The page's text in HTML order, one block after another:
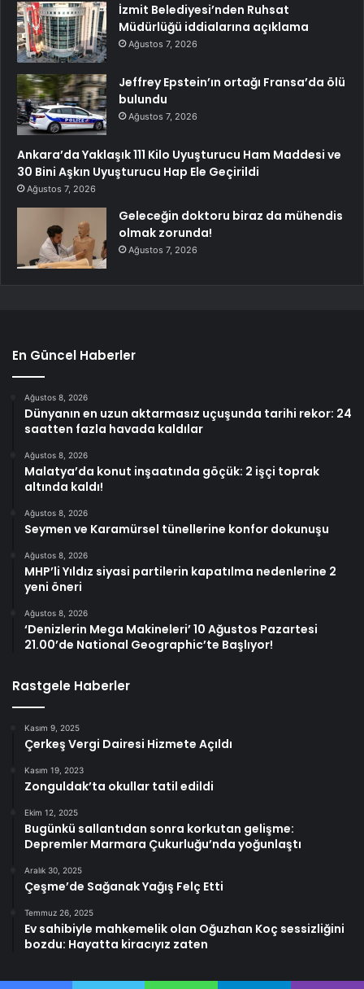
İzmit Belediyesi’nden Ruhsat
Müdürlüğü iddialarına açıklama
Ağustos 7, 2026
Jeffrey Epstein’ın ortağı Fransa’da ölü
bulundu
Ağustos 7, 2026
Ankara’da Yaklaşık 111 Kilo Uyuşturucu Ham Maddesi ve
30 Bini Aşkın Uyuşturucu Hap Ele Geçirildi
Ağustos 7, 2026
Geleceğin doktoru biraz da mühendis
olmak zorunda!
Ağustos 7, 2026
En Güncel Haberler
Ağustos 8, 2026
Dünyanın en uzun aktarmasız uçuşunda tarihi rekor: 24
saatten fazla havada kaldılar
Ağustos 8, 2026
Malatya’da konut inşaatında göçük: 2 işçi toprak
altında kaldı!
Ağustos 8, 2026
Seymen ve Karamürsel tünellerine konfor dokunuşu
Ağustos 8, 2026
MHP’li Yıldız siyasi partilerin kapatılma nedenlerine 2
yeni öneri
Ağustos 8, 2026
‘Denizlerin Mega Makineleri’ 10 Ağustos Pazartesi
21.00’de National Geographic’te Başlıyor!
Rastgele Haberler
Kasım 9, 2025
Çerkeş Vergi Dairesi Hizmete Açıldı
Kasım 19, 2023
Zonguldak’ta okullar tatil edildi
Ekim 12, 2025
Bugünkü sallantıdan sonra korkutan gelişme:
Depremler Marmara Çukurluğu’nda yoğunlaştı
Aralık 30, 2025
Çeşme’de Sağanak Yağış Felç Etti
Temmuz 26, 2025
Ev sahibiyle mahkemelik olan Oğuzhan Koç sessizliğini
bozdu: Hayatta kiracıyız zaten